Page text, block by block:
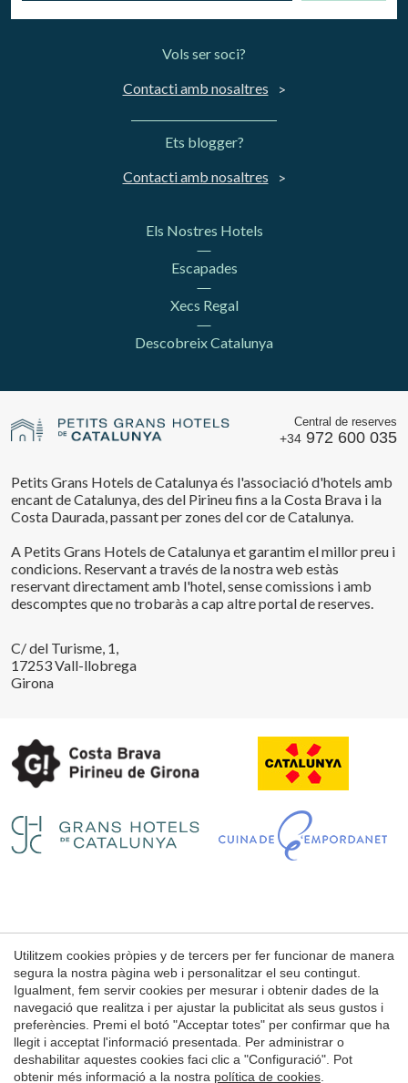
Vols ser soci?
Contacti amb nosaltres
Ets blogger?
Contacti amb nosaltres
Els Nostres Hotels
Escapades
Xecs Regal
Descobreix Catalunya
Central de reserves
+34 972 600 035
Petits Grans Hotels de Catalunya és l'associació d'hotels amb
encant de Catalunya, des del Pirineu fins a la Costa Brava i la
Costa Daurada, passant per zones del cor de Catalunya.
A Petits Grans Hotels de Catalunya et garantim el millor preu i
condicions. Reservant a través de la nostra web estàs
reservant directament amb l'hotel, sense comissions i amb
descomptes que no trobaràs a cap altre portal de reserves.
C/ del Turisme, 1,
17253 Vall-llobrega
Girona
Avís Legal
Condicions d'ús de la web
Política de Cookies
© 1998 - 2026
Utilitzem cookies pròpies y de tercers per fer funcionar de manera
segura la nostra pàgina web i personalitzar el seu contingut.
Igualment, fem servir cookies per mesurar i obtenir dades de la
navegació que realitza i per ajustar la publicitat als seus gustos i
preferències. Premi el botó "Acceptar totes" per confirmar que ha
llegit i acceptat l'informació presentada. Per administrar o
deshabilitar aquestes cookies faci clic a "Configuració". Pot
obtenir més informació a la nostra política de cookies
Guardar configuració Acceptar totes